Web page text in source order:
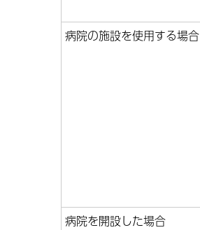
病院の施設を使用する場合
病院を開設した場合